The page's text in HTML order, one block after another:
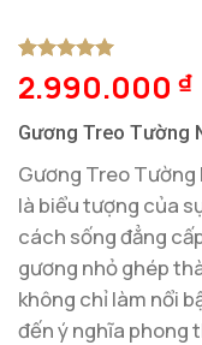
5trên 5
dựa trên
1
2.990.000 ₫
Gương Treo Tường
Gương Treo Tường
là biểu tượng của
cách sống đẳng
gương nhỏ ghép
không chỉ làm nổi
đến ý nghĩa phong